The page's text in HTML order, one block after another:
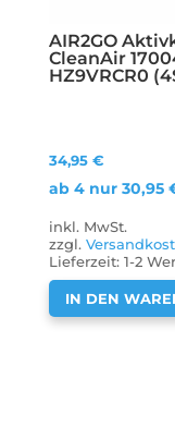
AIR2GO
CleanAir
HZ9VRCR0
34,95€
ab 4 nur30,95
inkl. MwSt.
zzgl.
Lieferzeit:1-2
IN DEN